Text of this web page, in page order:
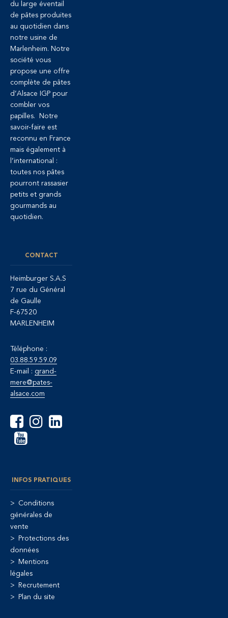
du large éventail
de pâtes produites
au quotidien dans
notre usine de
Marlenheim. Notre
société vous
propose une offre
complète de pâtes
d’Alsace IGP pour
combler vos
papilles. Notre
savoir-faire est
reconnu en France
mais également à
l’international :
toutes nos pâtes
pourront rassasier
petits et grands
gourmands au
quotidien.
CONTACT
Heimburger S.A.S
7 rue du Général
de Gaulle
F-67520
MARLENHEIM
Téléphone :
03.88.59.59.09
E-mail : grand-
mere@pates-
alsace.com
INFOS PRATIQUES
Conditions
générales de
vente
Protections des
données
Mentions
légales
Recrutement
Plan du site